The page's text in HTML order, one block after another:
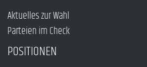
Aktuelles zur Wahl
Parteien im Check
POSITIONEN